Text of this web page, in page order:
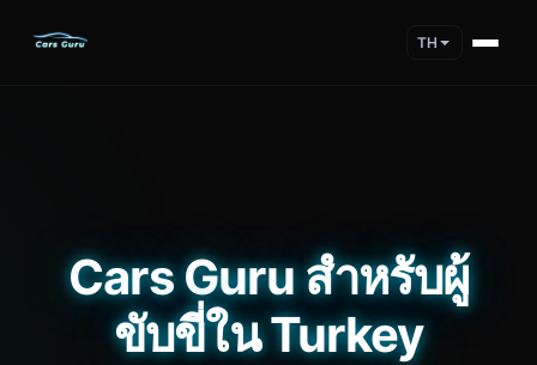
TH
Cars Guru สำหรับผู้
ขับขี่ใน Turkey